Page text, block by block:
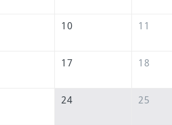
10 11
17 18
24 25